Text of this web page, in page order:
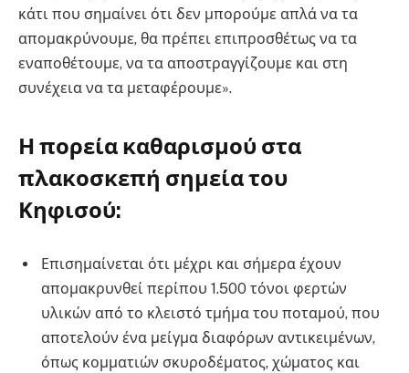
κάτι που σημαίνει ότι δεν μπορούμε απλά να τα
απομακρύνουμε, θα πρέπει επιπροσθέτως να τα
εναποθέτουμε, να τα αποστραγγίζουμε και στη
συνέχεια να τα μεταφέρουμε».
Η πορεία καθαρισμού στα
πλακοσκεπή σημεία του
Κηφισού:
Επισημαίνεται ότι μέχρι και σήμερα έχουν
απομακρυνθεί περίπου 1.500 τόνοι φερτών
υλικών από το κλειστό τμήμα του ποταμού, που
αποτελούν ένα μείγμα διαφόρων αντικειμένων,
όπως κομματιών σκυροδέματος, χώματος και